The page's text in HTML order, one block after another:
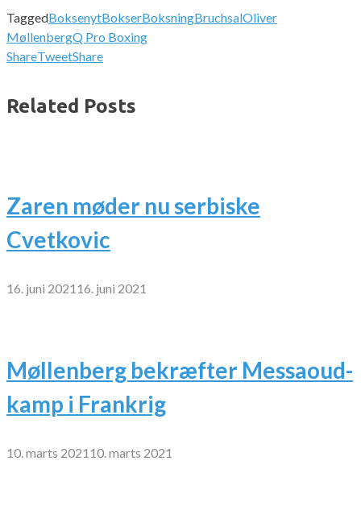
TaggedBoksenytBokserBoksningBruchsalOliver
MøllenbergQ Pro Boxing
ShareTweetShare
Related Posts
Zaren møder nu serbiske
Cvetkovic
16. juni 2021 16. juni 2021
Møllenberg bekræfter Messaoud-
kamp i Frankrig
10. marts 2021 10. marts 2021